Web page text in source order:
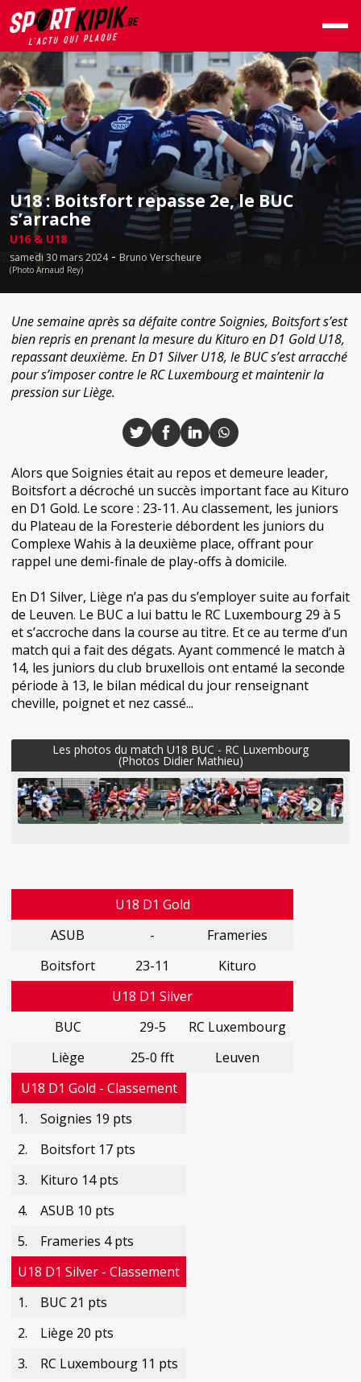
U18 : Boitsfort repasse 2e, le BUC
s’arrache
U16 & U18
samedi 30 mars 2024- Bruno Verscheure
(Photo Arnaud Rey)
Une semaine après sa défaite contre Soignies, Boitsfort s’est
bien repris en prenant la mesure du Kituro en D1 Gold U18,
repassant deuxième. En D1 Silver U18, le BUC s’est arracché
pour s’imposer contre le RC Luxembourg et maintenir la
pression sur Liège.
Alors que Soignies était au repos et demeure leader,
Boitsfort a décroché un succès important face au Kituro
en D1 Gold. Le score : 23-11. Au classement, les juniors
du Plateau de la Foresterie débordent les juniors du
Complexe Wahis à la deuxième place, offrant pour
rappel une demi-finale de play-offs à domicile.
En D1 Silver, Liège n’a pas du s’employer suite au forfait
de Leuven. Le BUC a lui battu le RC Luxembourg 29 à 5
et s’accroche dans la course au titre. Et ce au terme d’un
match qui a fait des dégats. Ayant commencé le match à
14, les juniors du club bruxellois ont entamé la seconde
période à 13, le bilan médical du jour renseignant
cheville, poignet et nez cassé...
Les photos du match U18 BUC - RC Luxembourg
(Photos Didier Mathieu)
U18 D1 Gold
ASUB
-
Frameries
Boitsfort
23-11
Kituro
U18 D1 Silver
BUC
29-5
RC Luxembourg
Liège
25-0 fft
Leuven
U18 D1 Gold - Classement
1.
Soignies 19 pts
2.
Boitsfort 17 pts
3.
Kituro 14 pts
4.
ASUB 10 pts
5.
Frameries 4 pts
U18 D1 Silver - Classement
1.
BUC 21 pts
2.
Liège 20 pts
3.
RC Luxembourg 11 pts